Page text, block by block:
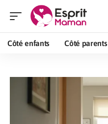
Côté enfants Côté parents